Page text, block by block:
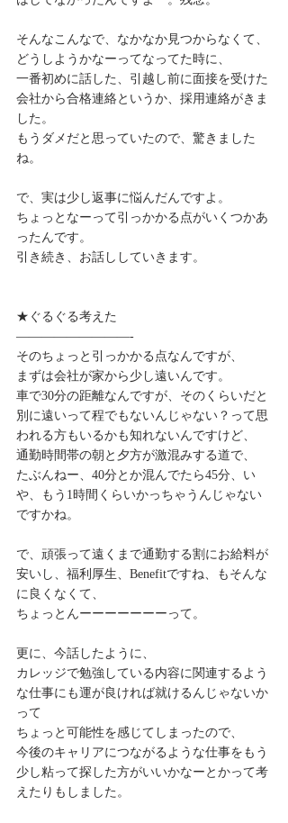
そんなこんなで、なかなか見つからなくて、
どうしようかなーってなってた時に、
一番初めに話した、引越し前に面接を受けた
会社から合格連絡というか、採用連絡がきま
した。
もうダメだと思っていたので、驚きました
ね。
で、実は少し返事に悩んだんですよ。
ちょっとなーって引っかかる点がいくつかあ
ったんです。
引き続き、お話ししていきます。
★ぐるぐる考えた
—————————-
そのちょっと引っかかる点なんですが、
まずは会社が家から少し遠いんです。
車で30分の距離なんですが、そのくらいだと
別に遠いって程でもないんじゃない？って思
われる方もいるかも知れないんですけど、
通勤時間帯の朝と夕方が激混みする道で、
たぶんねー、40分とか混んでたら45分、い
や、もう1時間くらいかっちゃうんじゃない
ですかね。
で、頑張って遠くまで通勤する割にお給料が
安いし、福利厚生、Benefitですね、もそんな
に良くなくて、
ちょっとんーーーーーーーって。
更に、今話したように、
カレッジで勉強している内容に関連するよう
な仕事にも運が良ければ就けるんじゃないか
って
ちょっと可能性を感じてしまったので、
今後のキャリアにつながるような仕事をもう
少し粘って探した方がいいかなーとかって考
えたりもしました。